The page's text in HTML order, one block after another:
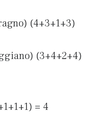
(4+3+1+3)
(3+4+2+4)
= 4